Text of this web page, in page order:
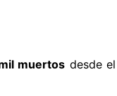
muertos desde